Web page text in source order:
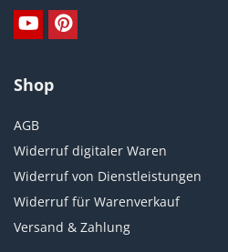
Shop
AGB
Widerruf digitaler Waren
Widerruf von Dienstleistungen
Widerruf für Warenverkauf
Versand & Zahlung